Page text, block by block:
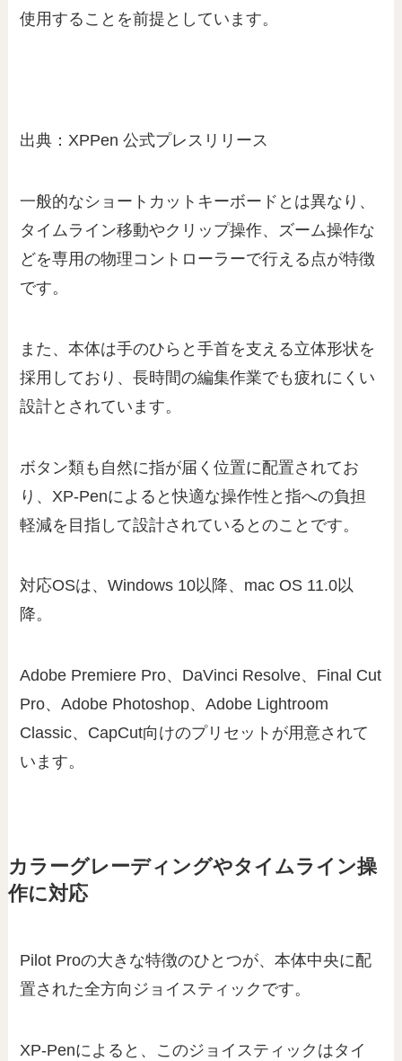
使用することを前提としています。
出典：XPPen 公式プレスリリース
一般的なショートカットキーボードとは異なり、
タイムライン移動やクリップ操作、ズーム操作な
どを専用の物理コントローラーで行える点が特徴
です。
また、本体は手のひらと手首を支える立体形状を
採用しており、長時間の編集作業でも疲れにくい
設計とされています。
ボタン類も自然に指が届く位置に配置されてお
り、XP-Penによると快適な操作性と指への負担
軽減を目指して設計されているとのことです。
対応OSは、Windows 10以降、mac OS 11.0以
降。
Adobe Premiere Pro、DaVinci Resolve、Final Cut
Pro、Adobe Photoshop、Adobe Lightroom
Classic、CapCut向けのプリセットが用意されて
います。
カラーグレーディングやタイムライン操
作に対応
Pilot Proの大きな特徴のひとつが、本体中央に配
置された全方向ジョイスティックです。
XP-Penによると、このジョイスティックはタイ